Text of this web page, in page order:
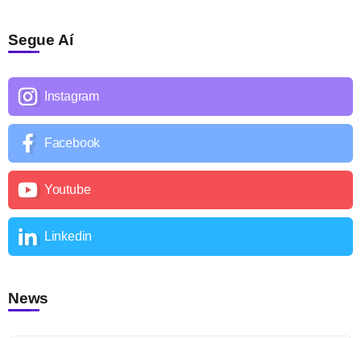
Segue Aí
Instagram
Facebook
Youtube
Linkedin
News